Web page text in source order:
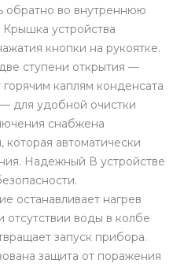
раз в 2 недели
обратно во внутреннюю
Крышка устройства
кнопки на рукоятке.
ступени открытия —
каплям конденсата
для удобной очистки
снабжена
автоматически
Надежный В устройстве
останавливает нагрев
воды в колбе
запуск прибора.
защита от поражения